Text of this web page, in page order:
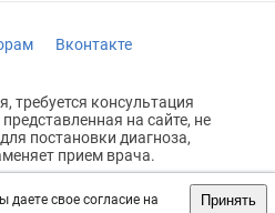
даете свое согласие на
Принять
Вконтакте
требуется консультация
на сайте, не
постановки диагноза,
прием врача.